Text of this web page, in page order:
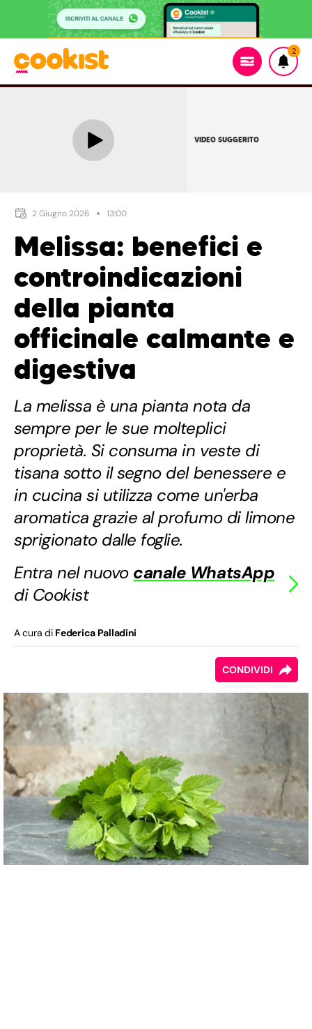
2
VIDEO SUGGERITO
2 Giugno 2026 13:00
Melissa: benefici e
controindicazioni
della pianta
officinale calmante e
digestiva
La melissa è una pianta nota da
sempre per le sue molteplici
proprietà. Si consuma in veste di
tisana sotto il segno del benessere e
in cucina si utilizza come un'erba
aromatica grazie al profumo di limone
sprigionato dalle foglie.
Entra nel nuovo canale WhatsApp
di Cookist
A cura di Federica Palladini
CONDIVIDI